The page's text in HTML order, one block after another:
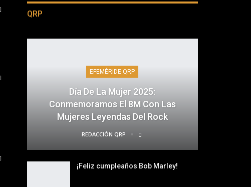
QRP
EFEMÉRIDE QRP
Día De La Mujer 2025:
Conmemoramos El 8M Con Las
Mujeres Leyendas Del Rock
REDACCIÓN QRP
¡Feliz cumpleaños Bob Marley!